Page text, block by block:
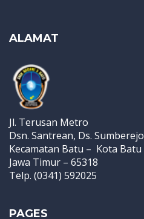
ALAMAT
Jl. Terusan Metro
Dsn. Santrean, Ds. Sumberejo
Kecamatan Batu – Kota Batu
Jawa Timur – 65318
Telp. (0341) 592025
PAGES